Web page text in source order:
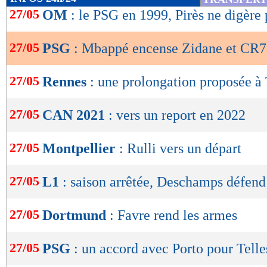
de
OK
27/05 OM : le PSG en 1999, Pirès ne digère
27/05 PSG : Mbappé encense Zidane et CR7
27/05 Rennes : une prolongation proposée à
27/05 CAN 2021 : vers un report en 2022
27/05 Montpellier : Rulli vers un départ
27/05 L1 : saison arrêtée, Deschamps
27/05 Dortmund : Favre rend les armes
27/05 PSG : un accord avec Porto pour